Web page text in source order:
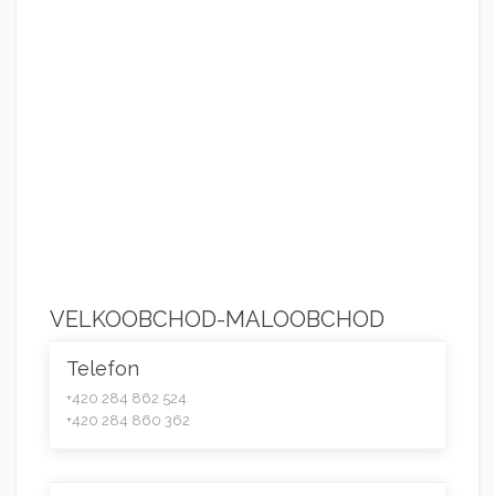
VELKOOBCHOD-MALOOBCHOD
Telefon
+420 284 862 524
+420 284 860 362